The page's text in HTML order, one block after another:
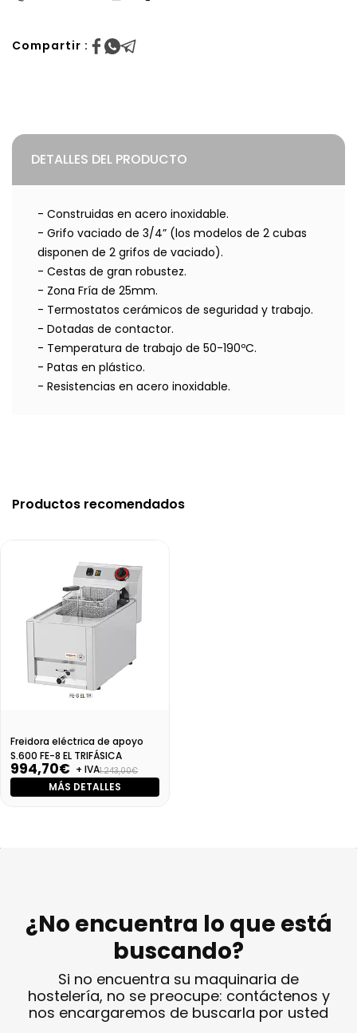
Compartir :
DETALLES DEL PRODUCTO
- Construidas en acero inoxidable.
- Grifo vaciado de 3/4” (los modelos de 2 cubas
disponen de 2 grifos de vaciado).
- Cestas de gran robustez.
- Zona Fría de 25mm.
- Termostatos cerámicos de seguridad y trabajo.
- Dotadas de contactor.
- Temperatura de trabajo de 50-190ºC.
- Patas en plástico.
- Resistencias en acero inoxidable.
Productos recomendados
Freidora eléctrica de apoyo
S.600 FE-8 EL TRIFÁSICA
994,70€ + IVA1.243,00€
MÁS DETALLES
¿No encuentra lo que está
buscando?
Si no encuentra su maquinaria de
hostelería, no se preocupe: contáctenos y
nos encargaremos de buscarla por usted